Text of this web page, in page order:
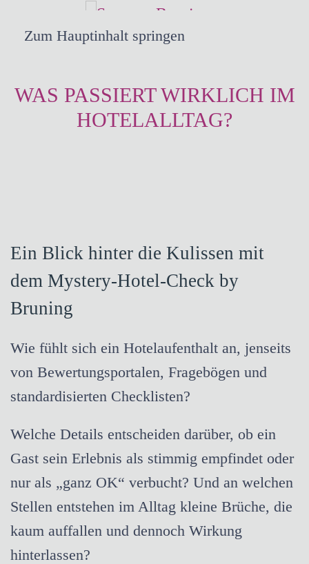
Zum Hauptinhalt springen
WAS PASSIERT WIRKLICH IM
HOTELALLTAG?
Ein Blick hinter die Kulissen mit
dem Mystery-Hotel-Check by
Bruning
Wie fühlt sich ein Hotelaufenthalt an, jenseits
von Bewertungsportalen, Fragebögen und
standardisierten Checklisten?
Welche Details entscheiden darüber, ob ein
Gast sein Erlebnis als stimmig empfindet oder
nur als „ganz OK“ verbucht? Und an welchen
Stellen entstehen im Alltag kleine Brüche, die
kaum auffallen und dennoch Wirkung
hinterlassen?